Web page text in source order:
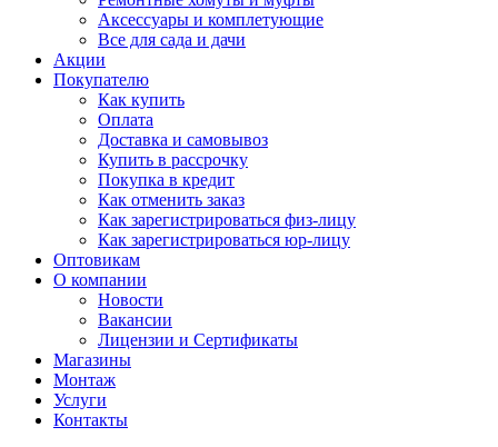
Аксессуары и комплетующие
Все для сада и дачи
Акции
Покупателю
Как купить
Оплата
Доставка и самовывоз
Купить в рассрочку
Покупка в кредит
Как отменить заказ
Как зарегистрироваться физ-лицу
Как зарегистрироваться юр-лицу
Оптовикам
О компании
Новости
Вакансии
Лицензии и Сертификаты
Магазины
Монтаж
Услуги
Контакты